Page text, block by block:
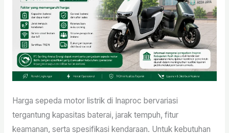
Harga sepeda motor listrik di Inaproc bervariasi
tergantung kapasitas baterai, jarak tempuh, fitur
keamanan, serta spesifikasi kendaraan. Untuk kebutuhan